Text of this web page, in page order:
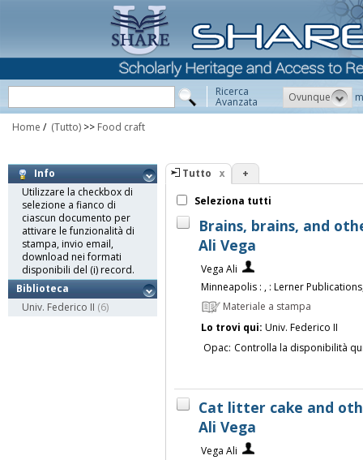
Ricerca
Avanzata Ovunque
Home / (Tutto) >> Food craft
Info
Utilizzare la checkbox di
selezione a fianco di
ciascun documento per
attivare le funzionalità di
stampa, invio email,
download nei formati
disponibili del (i) record.
Biblioteca
Univ. Federico II (6)
Tutto +
Seleziona tutti
Brains, brains, and
Ali Vega
Vega Ali
Minneapolis : , : Lerner
Materiale a stampa
Lo trovi qui: Univ. Federico II
Opac: Controlla la disponibilità
Cat litter cake and
Ali Vega
Vega Ali